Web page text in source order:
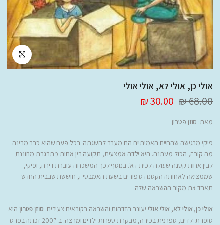
לחץ להגדלה
אולי כן, אולי לא, אולי אולי
68.00 ₪
30.00 ₪
מאת: סוזן פטרון
פיקי מרגישה שהחיים האמיתיים הם מעבר להשגתה: בכל פעם שהיא כבר מבינה
מה קורה, הכול משתנה. היא ילדה אמצעית, תקועה בין אחות מתבגרת מחוננת
לבין אחות קטנה שעולה לכיתה א'. בנוסף לכך המשפחה עוברת דירה, ופיקי,
שממציאה לאחותה הקטנה סיפורים בשעת האמבטיה, חוששת שבבית החדש
תאבד את מקור ההשראה שלה.
אולי כן, אולי לא, אולי אולי יעורר הזדהות והשראה בקוראים צעירים. סוזן פטרון היא
סופרת ילדים, ספרנית בכירה, מבקרת ספרות ילדים ומרצה. ב-2007 זכתה בפרס